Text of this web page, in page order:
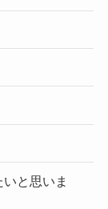
と思いま